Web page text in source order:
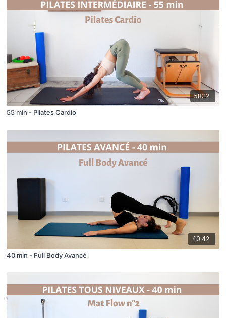
58:12
55 min - Pilates Cardio
40:42
40 min - Full Body Avancé